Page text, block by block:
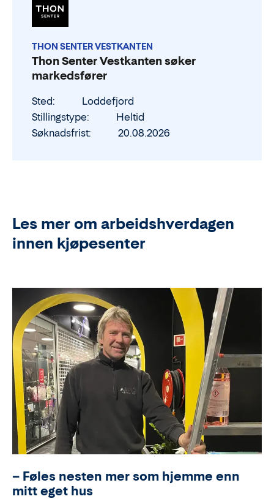
THON SENTER VESTKANTEN
Thon Senter Vestkanten søker
markedsfører
Sted
Loddefjord
Stillingstype
Heltid
Søknadsfrist
20.08.2026
Les mer om arbeidshverdagen
innen kjøpesenter
– Føles nesten mer som hjemme enn
mitt eget hus